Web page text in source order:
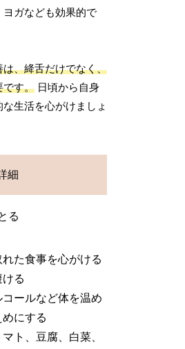
ガなども効果的で
、絳舌だけでなく、
です。 日頃から自身
生活を心がけましょ
細
る
た食事を心がける
る
ールなど体を温め
にする
ト、豆腐、白菜、